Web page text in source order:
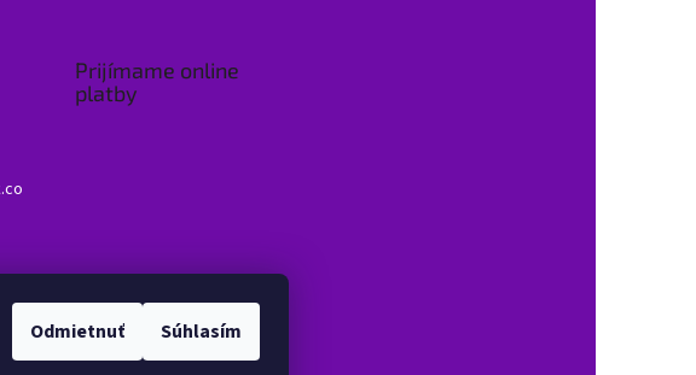
Odmietnuť Súhlasím
Prijímame online
platby